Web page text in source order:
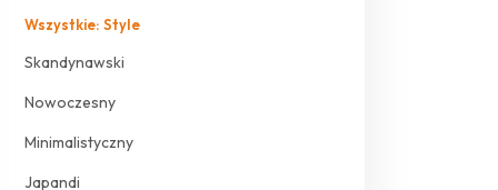
Wszystkie: Style
Skandynawski
Nowoczesny
Minimalistyczny
Japandi